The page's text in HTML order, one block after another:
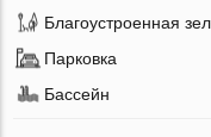
Благоустроенная
Парковка
Бассейн